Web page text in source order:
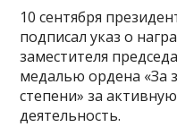
10 сентября
подписал указ о
заместителя
медалью ордена «За
степени» за
деятельность.